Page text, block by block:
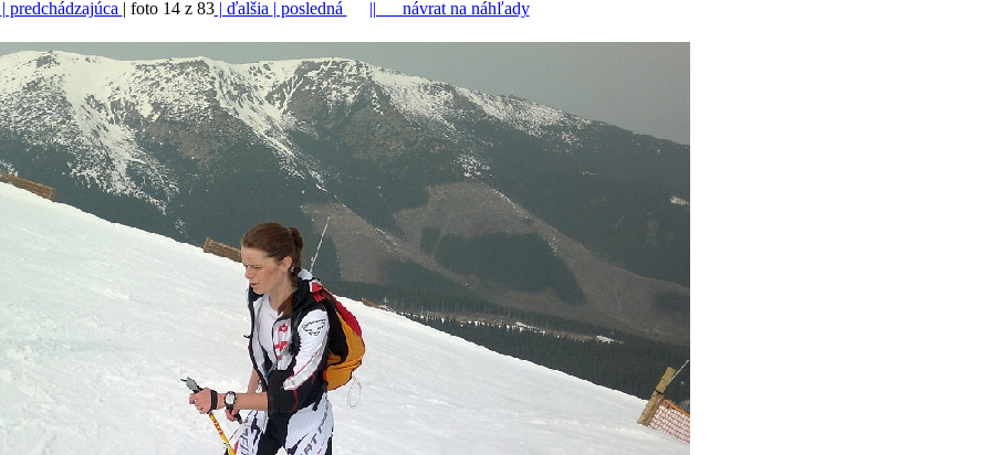
| predchádzajúca | foto 14 z 83| ďalšia | posledná || návrat na náhľady